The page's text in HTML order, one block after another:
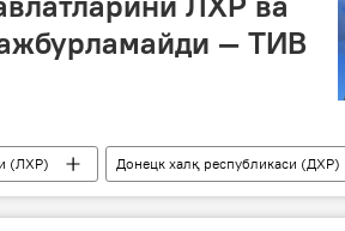
— ТИВ
(ЛХР)
Донецк халқ республикаси (ДХР)